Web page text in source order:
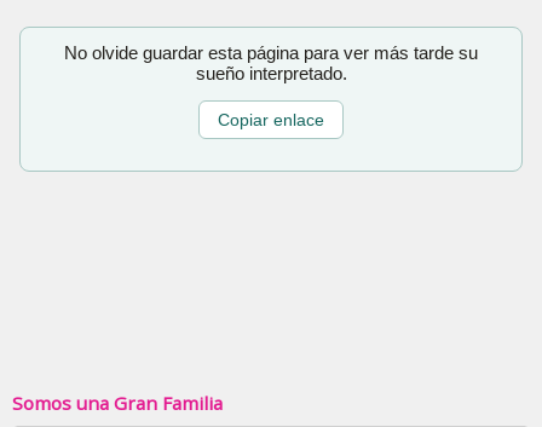
No olvide guardar esta página para ver más tarde su
sueño interpretado.
Copiar enlace
Somos una Gran Familia